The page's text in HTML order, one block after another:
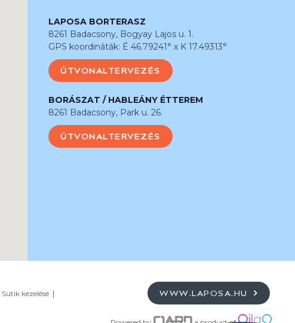
LAPOSA BORTERASZ
8261 Badacsony, Bogyay Lajos u. 1.
GPS koordináták: É 46.79241° x K 17.49313°
ÚTVONALTERVEZÉS
BORÁSZAT / HABLEÁNY ÉTTEREM
8261 Badacsony, Park u. 26.
ÚTVONALTERVEZÉS
Sütik kezelése WWW.LAPOSA.HU